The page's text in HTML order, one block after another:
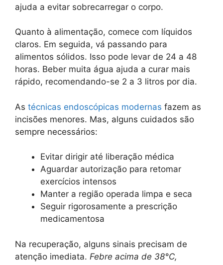
ajuda a evitar sobrecarregar o corpo.
Quanto à alimentação, comece com líquidos
claros. Em seguida, vá passando para
alimentos sólidos. Isso pode levar de 24 a 48
horas. Beber muita água ajuda a curar mais
rápido, recomendando-se 2 a 3 litros por dia.
As técnicas endoscópicas modernas fazem as
incisões menores. Mas, alguns cuidados são
sempre necessários:
Evitar dirigir até liberação médica
Aguardar autorização para retomar
exercícios intensos
Manter a região operada limpa e seca
Seguir rigorosamente a prescrição
medicamentosa
Na recuperação, alguns sinais precisam de
atenção imediata. Febre acima de 38°C,